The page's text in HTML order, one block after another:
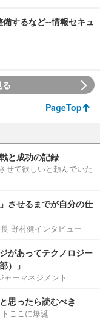
するなど--情報セキュ
PageTop
と成功の記録
せて欲しいと頼んでいた
させるまでが自分の仕
野村健インタビュー
があってテクノロジー
）」
ャーマネジメント
思ったら読むべき
ここに爆誕